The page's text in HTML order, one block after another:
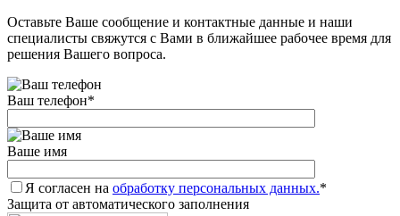
Оставьте Ваше сообщение и контактные данные и наши
специалисты свяжутся с Вами в ближайшее рабочее время для
решения Вашего вопроса.
Ваш телефон*
Ваше имя
Я согласен на обработку персональных данных.*
Защита от автоматического заполнения